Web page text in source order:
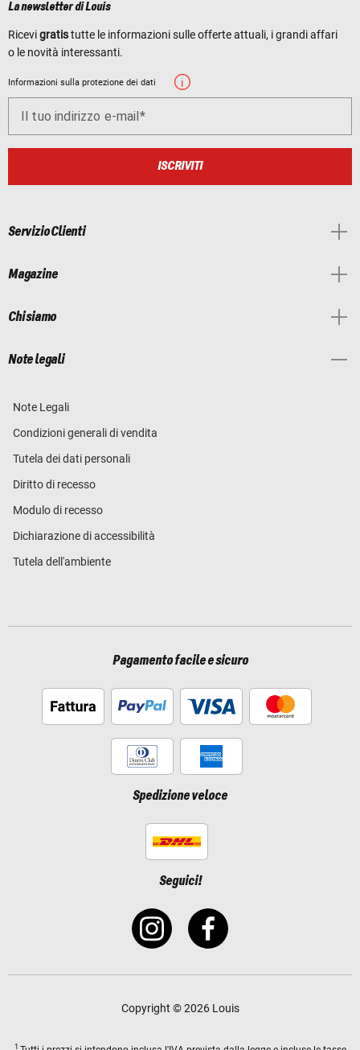
La newsletter di Louis
Ricevigratistutte le informazioni sulle offerte attuali, i grandi affari
o le novità interessanti.
Informazioni sulla protezione dei dati
Il tuo indirizzo e-mail
ISCRIVITI
Servizio Clienti
Magazine
Chi siamo
Note legali
Note Legali
Condizioni generali di vendita
Tutela dei dati personali
Diritto di recesso
Modulo di recesso
Dichiarazione di accessibilità
Tutela dell'ambiente
Pagamento facile e sicuro
Spedizione veloce
Seguici!
Copyright © 2026 Louis
1